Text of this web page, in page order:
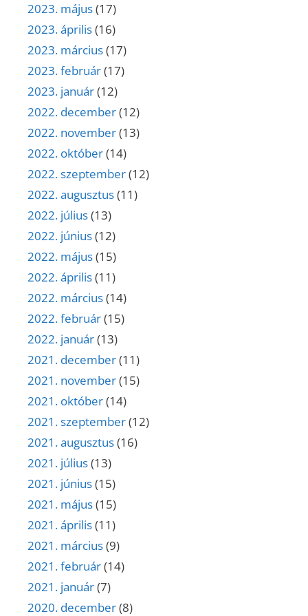
2023. május(17)
2023. április(16)
2023. március(17)
2023. február(17)
2023. január(12)
2022. december(12)
2022. november(13)
2022. október(14)
2022. szeptember(12)
2022. augusztus(11)
2022. július(13)
2022. június(12)
2022. május(15)
2022. április(11)
2022. március(14)
2022. február(15)
2022. január(13)
2021. december(11)
2021. november(15)
2021. október(14)
2021. szeptember(12)
2021. augusztus(16)
2021. július(13)
2021. június(15)
2021. május(15)
2021. április(11)
2021. március(9)
2021. február(14)
2021. január(7)
2020. december(8)